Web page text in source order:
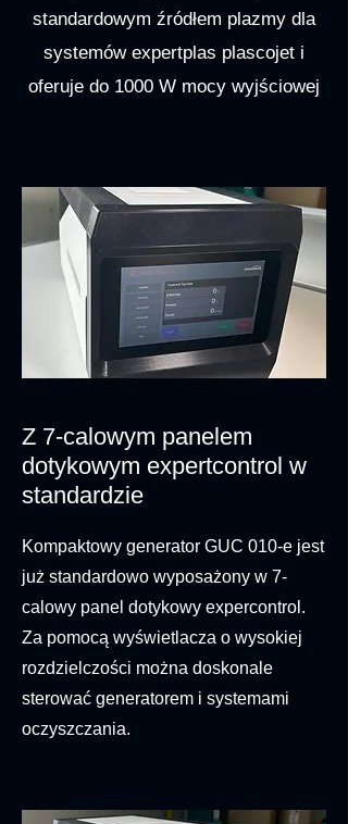
standardowym źródłem plazmy dla
systemów expertplas plascojet i
oferuje do 1000 W mocy wyjściowej
Z 7-calowym panelem
dotykowym expertcontrol w
standardzie
Kompaktowy generator GUC 010-e jest
już standardowo wyposażony w 7-
calowy panel dotykowy expercontrol.
Za pomocą wyświetlacza o wysokiej
rozdzielczości można doskonale
sterować generatorem i systemami
oczyszczania.